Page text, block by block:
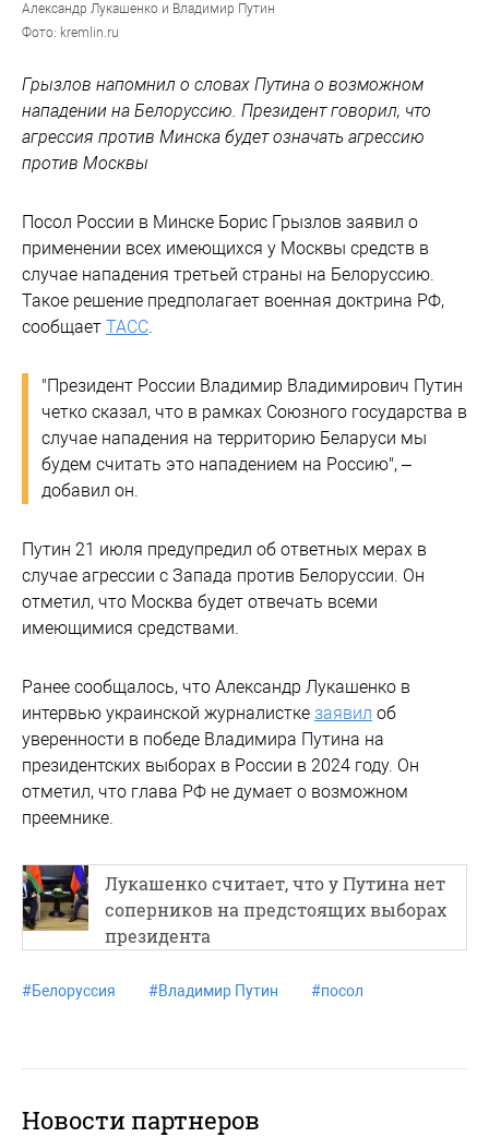
Александр Лукашенко и Владимир Путин
Фото: kremlin.ru
Грызлов напомнил о словах Путина о возможном
нападении на Белоруссию. Президент говорил, что
агрессия против Минска будет означать агрессию
против Москвы
Посол России в Минске Борис Грызлов заявил о
применении всех имеющихся у Москвы средств в
случае нападения третьей страны на Белоруссию.
Такое решение предполагает военная доктрина РФ,
сообщает ТАСС.
"Президент России Владимир Владимирович Путин
четко сказал, что в рамках Союзного государства в
случае нападения на территорию Беларуси мы
будем считать это нападением на Россию", –
добавил он.
Путин 21 июля предупредил об ответных мерах в
случае агрессии с Запада против Белоруссии. Он
отметил, что Москва будет отвечать всеми
имеющимися средствами.
Ранее сообщалось, что Александр Лукашенко в
интервью украинской журналистке заявил об
уверенности в победе Владимира Путина на
президентских выборах в России в 2024 году. Он
отметил, что глава РФ не думает о возможном
преемнике.
Лукашенко считает, что у Путина нет
соперников на предстоящих выборах
президента
#Белоруссия #Владимир Путин #посол
Новости партнеров